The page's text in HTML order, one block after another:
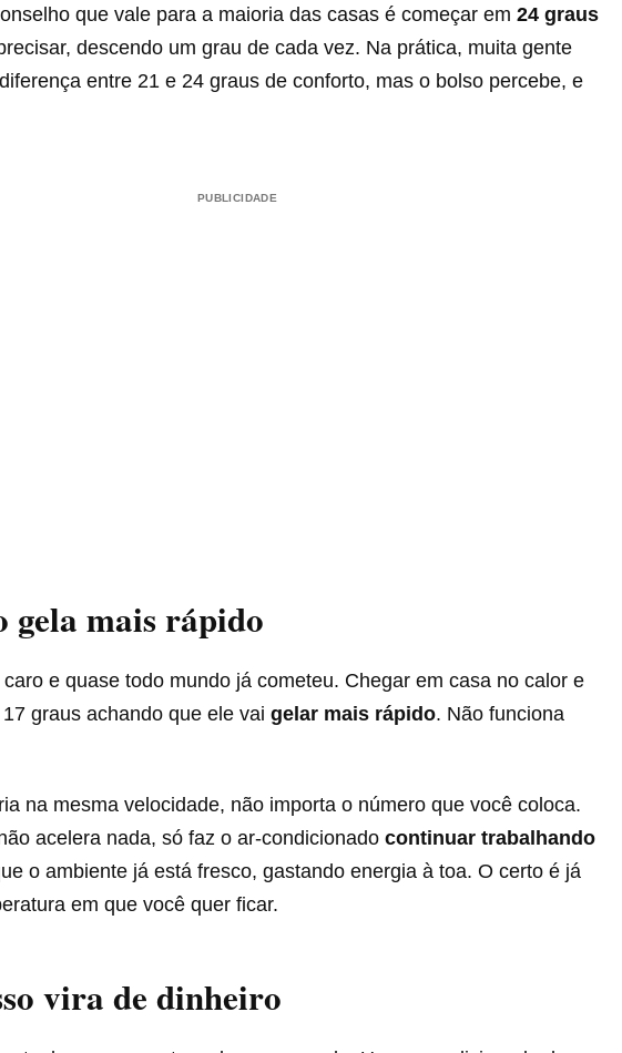
que vale para a maioria das casas é começar em 24 graus
descendo um grau de cada vez. Na prática, muita gente
entre 21 e 24 graus de conforto, mas o bolso percebe, e
PUBLICIDADE
gela mais rápido
e quase todo mundo já cometeu. Chegar em casa no calor e
graus achando que ele vai gelar mais rápido. Não funciona
na mesma velocidade, não importa o número que você coloca.
acelera nada, só faz o ar-condicionado continuar trabalhando
o ambiente já está fresco, gastando energia à toa. O certo é já
em que você quer ficar.
vira de dinheiro